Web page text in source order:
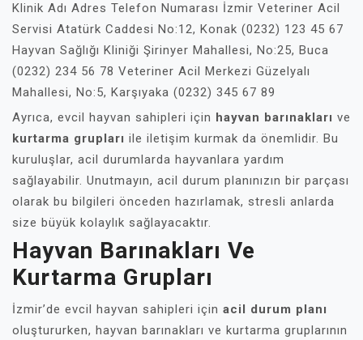
Klinik Adı Adres Telefon Numarası İzmir Veteriner Acil
Servisi Atatürk Caddesi No:12, Konak (0232) 123 45 67
Hayvan Sağlığı Kliniği Şirinyer Mahallesi, No:25, Buca
(0232) 234 56 78 Veteriner Acil Merkezi Güzelyalı
Mahallesi, No:5, Karşıyaka (0232) 345 67 89
Ayrıca, evcil hayvan sahipleri için hayvan barınakları ve
kurtarma grupları ile iletişim kurmak da önemlidir. Bu
kuruluşlar, acil durumlarda hayvanlara yardım
sağlayabilir. Unutmayın, acil durum planınızın bir parçası
olarak bu bilgileri önceden hazırlamak, stresli anlarda
size büyük kolaylık sağlayacaktır.
Hayvan Barınakları Ve
Kurtarma Grupları
İzmir’de evcil hayvan sahipleri için acil durum planı
oluştururken, hayvan barınakları ve kurtarma gruplarının